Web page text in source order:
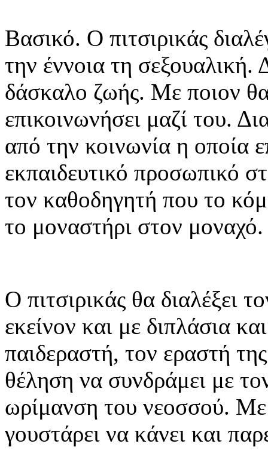
Βασικό. Ο πιτσιρικάς
την έννοια τη σεξουαλική.
δάσκαλο ζωής. Με ποιον
επικοινωνήσει μαζί του.
από την κοινωνία η οποία
εκπαιδευτικό προσωπικό
τον καθοδηγητή που το
το μοναστήρι στον μοναχό.
Ο πιτσιρικάς θα διαλέξει
εκείνον και με διπλάσια
παιδεραστή, τον εραστή
θέληση να συνδράμει με
ωρίμανση του νεοσσού.
γουστάρει να κάνει και